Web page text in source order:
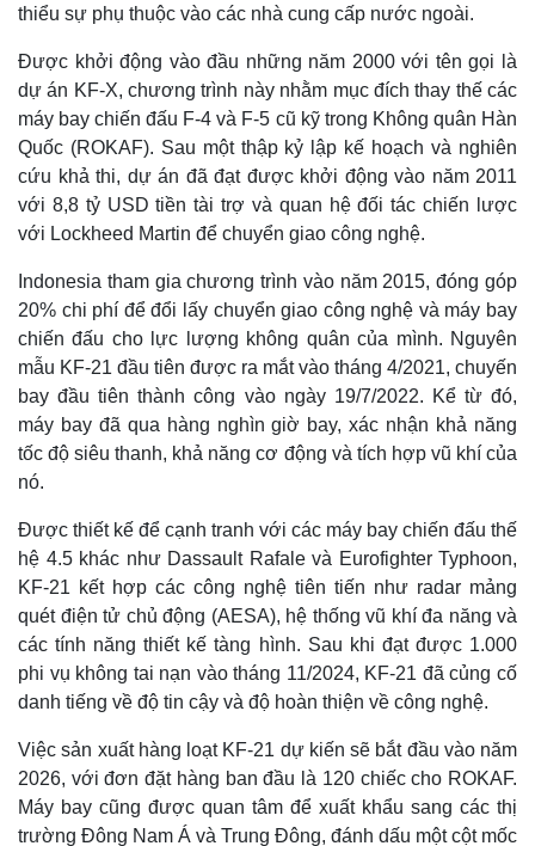
Kinh tế
Bất động sản
Thị trường
Giá vàng
Tỷ giá
Chứng khoán
Giá cà phê
thiểu sự phụ thuộc vào các nhà cung cấp nước ngoài.
Được khởi động vào đầu những năm 2000 với tên gọi là
dự án KF-X, chương trình này nhằm mục đích thay thế các
máy bay chiến đấu F-4 và F-5 cũ kỹ trong Không quân Hàn
Quốc (ROKAF). Sau một thập kỷ lập kế hoạch và nghiên
cứu khả thi, dự án đã đạt được khởi động vào năm 2011
với 8,8 tỷ USD tiền tài trợ và quan hệ đối tác chiến lược
với Lockheed Martin để chuyển giao công nghệ.
Indonesia tham gia chương trình vào năm 2015, đóng góp
20% chi phí để đổi lấy chuyển giao công nghệ và máy bay
chiến đấu cho lực lượng không quân của mình. Nguyên
mẫu KF-21 đầu tiên được ra mắt vào tháng 4/2021, chuyến
bay đầu tiên thành công vào ngày 19/7/2022. Kể từ đó,
máy bay đã qua hàng nghìn giờ bay, xác nhận khả năng
tốc độ siêu thanh, khả năng cơ động và tích hợp vũ khí của
nó.
Được thiết kế để cạnh tranh với các máy bay chiến đấu thế
hệ 4.5 khác như Dassault Rafale và Eurofighter Typhoon,
KF-21 kết hợp các công nghệ tiên tiến như radar mảng
quét điện tử chủ động (AESA), hệ thống vũ khí đa năng và
các tính năng thiết kế tàng hình. Sau khi đạt được 1.000
phi vụ không tai nạn vào tháng 11/2024, KF-21 đã củng cố
danh tiếng về độ tin cậy và độ hoàn thiện về công nghệ.
Việc sản xuất hàng loạt KF-21 dự kiến ​​sẽ bắt đầu vào năm
2026, với đơn đặt hàng ban đầu là 120 chiếc cho ROKAF.
Máy bay cũng được quan tâm để xuất khẩu sang các thị
trường Đông Nam Á và Trung Đông, đánh dấu một cột mốc